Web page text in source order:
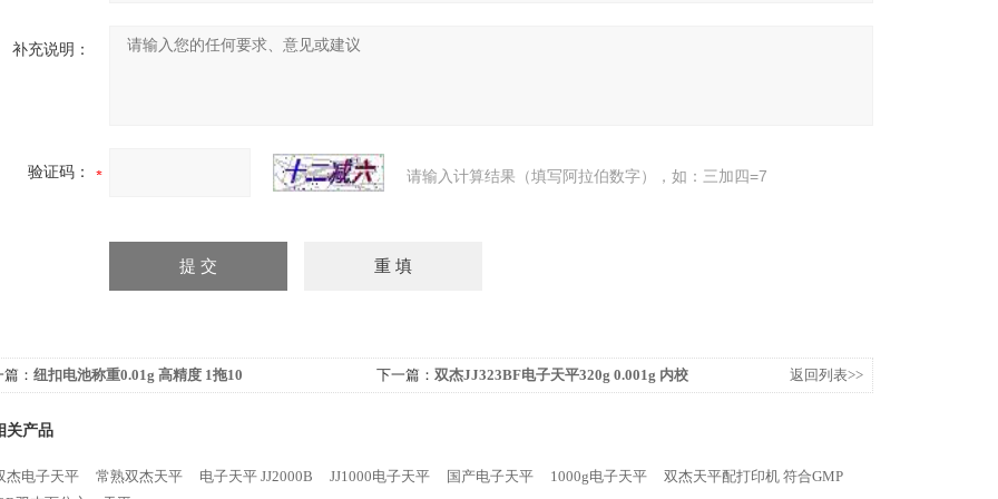
补充说明：
验证码： 请输入计算结果（填写阿拉伯数字），如：三加四=7
： 纽扣电池称重0.01g 高精度 1拖10 下一篇： 双杰JJ323BF电子天平320g 0.001g 内校 返回列表>>
关产品
杰电子天平 常熟双杰天平 电子天平 JJ2000B JJ1000电子天平 国产电子天平 1000g电子天平
双杰天平配打印机 符合GMP